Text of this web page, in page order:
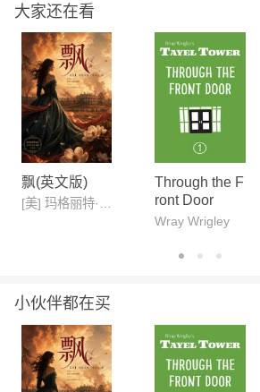
大家还在看
飘(英文版)
Through the F
ront Door
Wray Wrigley
小伙伴都在买